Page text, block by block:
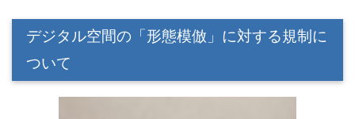
デジタル空間の「形態模倣」に対する規制に
ついて